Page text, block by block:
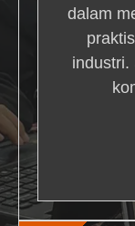
dalam
industri.